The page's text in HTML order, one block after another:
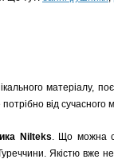
матеріалу,
від
Nilteks. Що можна
Якістю